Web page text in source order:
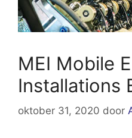
MEI Mobile
Installations
oktober 31, 2020 door